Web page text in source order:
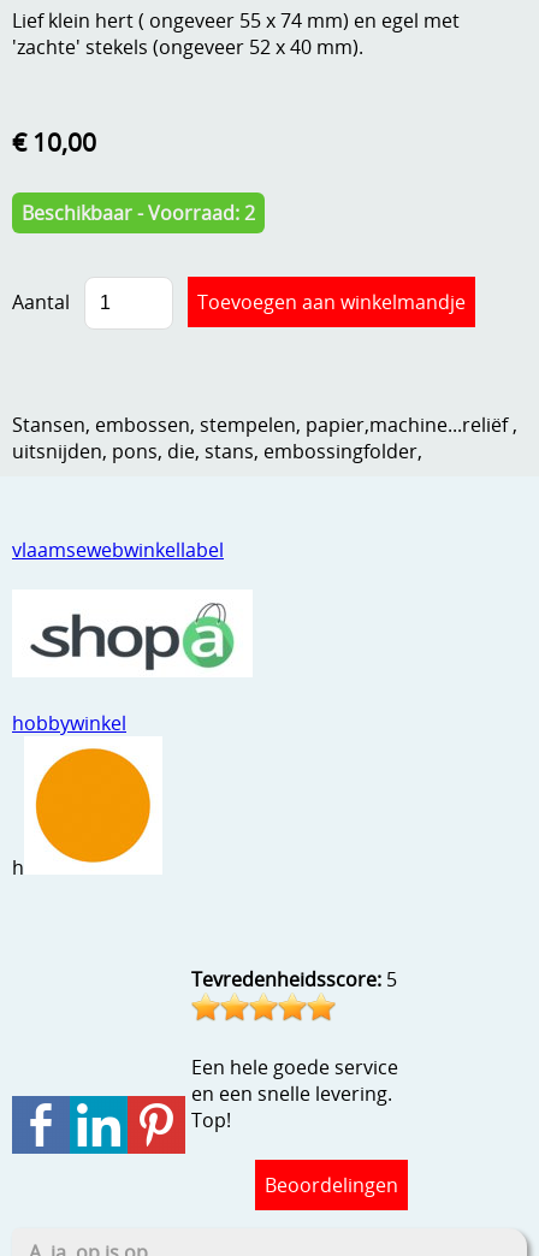
Handige extra's
Hechtingsmaterialen
Kleurmateriaal-tekenmateriaal
Kneedmateriaal
Leuke versieringen
Papier en karton
Ribbelaar
Speciaal papier
Stempels en zo
Template, mask, stencils, grids
Wat nog, een creatief kijkje
vlaamsewebwinkellabel
hobbywinkel
h
Tevredenheidsscore: 5
Een hele goede service
en een snelle levering.
Top!
Beoordelingen
Lief klein hert ( ongeveer 55 x 74 mm) en egel met
'zachte' stekels (ongeveer 52 x 40 mm).
€ 10,00
Beschikbaar - Voorraad: 2
Aantal
Stansen, embossen, stempelen, papier,machine...reliëf ,
uitsnijden, pons, die, stans, embossingfolder,